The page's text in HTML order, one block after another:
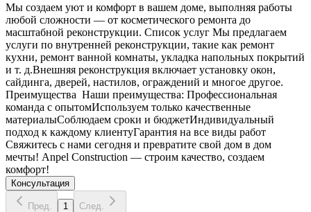
Мы создаем уют и комфорт в вашем доме, выполняя работы
любой сложности — от косметического ремонта до
масштабной реконструкции. Список услуг Мы предлагаем
услуги по внутренней реконструкции, такие как ремонт
кухни, ремонт ванной комнаты, укладка напольных покрытий
и т. д.Внешняя реконструкция включает установку окон,
сайдинга, дверей, настилов, ограждений и многое другое.
Преимущества Наши преимущества: Профессиональная
команда с опытомИспользуем только качественные
материалыСоблюдаем сроки и бюджетИндивидуальный
подход к каждому клиентуГарантия на все виды работ
Свяжитесь с нами сегодня и превратите свой дом в дом
мечты! Anpel Construction — строим качество, создаем
комфорт!
Консультация
Пред. 1 След.